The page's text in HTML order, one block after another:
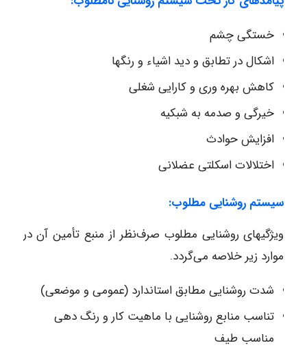
خستگی چشم
اشکال در تطابق و دید اشیاء و رنگها
کاهش بهره‌ وری و کارایی شغلی
خیرگی و صدمه به شبکیه
افزایش حوادث
اختلالات اسکلتی عضلانی
سیستم روشنایی مطلوب:
ویژگیهای روشنایی مطلوب صرف‌نظر از منبع تأمین آن در
موارد زیر خلاصه می‌گردد.
شدت روشنایی مطابق استاندارد (عمومی و موضعی)
تناسب منابع روشنایی با ماهیت کار و رنگ دهی
مناسب طیف